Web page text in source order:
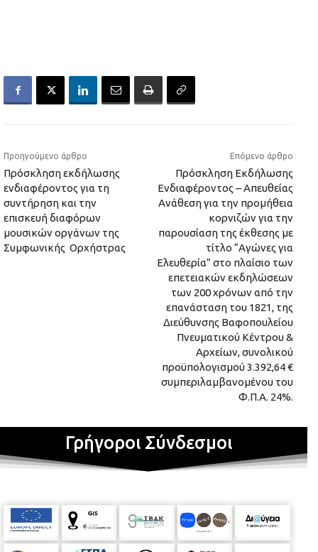
Προηγούμενο άρθρο
Πρόσκληση εκδήλωσης
ενδιαφέροντος για τη
συντήρηση και την
επισκευή διαφόρων
μουσικών οργάνων της
Συμφωνικής Ορχήστρας
Επόμενο άρθρο
Πρόσκληση Εκδήλωσης
Ενδιαφέροντος – Απευθείας
Ανάθεση για την προμήθεια
κορνιζών για την
παρουσίαση της έκθεσης με
τίτλο “Αγώνες για
Ελευθερία” στο πλαίσιο των
επετειακών εκδηλώσεων
των 200 χρόνων από την
επανάσταση του 1821, της
Διεύθυνσης Βαφοπουλείου
Πνευματικού Κέντρου &
Αρχείων, συνολικού
προϋπολογισμού 3.392,64 €
συμπεριλαμβανομένου του
Φ.Π.Α. 24%.
Γρήγοροι Σύνδεσμοι